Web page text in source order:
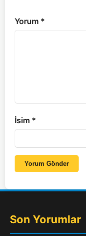
Yorum *
İsim *
Yorum Gönder
Son Yorumlar